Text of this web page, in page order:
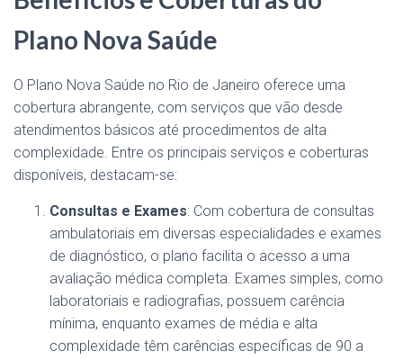
Plano Nova Saúde
O Plano Nova Saúde no Rio de Janeiro oferece uma
cobertura abrangente, com serviços que vão desde
atendimentos básicos até procedimentos de alta
complexidade. Entre os principais serviços e coberturas
disponíveis, destacam-se:
Consultas e Exames: Com cobertura de consultas
ambulatoriais em diversas especialidades e exames
de diagnóstico, o plano facilita o acesso a uma
avaliação médica completa. Exames simples, como
laboratoriais e radiografias, possuem carência
mínima, enquanto exames de média e alta
complexidade têm carências específicas de 90 a